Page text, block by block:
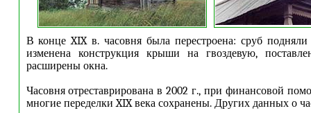
В конце XIX в. часовня была перестроена: сруб подняли
изменена конструкция крыши на гвоздевую,
расширены окна.
Часовня отреставрирована в 2002 г., при финансовой
многие переделки XIX века сохранены. Других данных о